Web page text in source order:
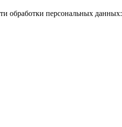
обработки персональных данных: